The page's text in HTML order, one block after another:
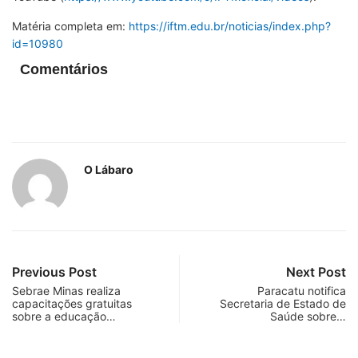
Matéria completa em: https://iftm.edu.br/noticias/index.php?
id=10980
Comentários
O Lábaro
Previous Post
Sebrae Minas realiza
capacitações gratuitas
sobre a educação…
Next Post
Paracatu notifica
Secretaria de Estado de
Saúde sobre…